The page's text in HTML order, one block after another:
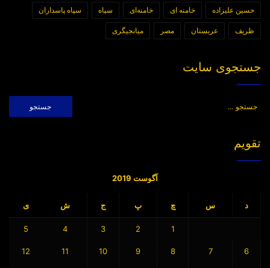
حسین علیزاده خامنه ای خامنه‌ای سپاه سپاه پاسداران
ظریف عربستان مصر میانجیگری
جستجوی سایت
تقویم
آگوست 2019
د س چ پ ج ش ی
1
2
3
4
5
6
7
8
9
10
11
12